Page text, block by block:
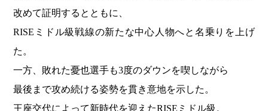
改めて証明するとともに、
RISEミドル級戦線の新たな中心人物へと名乗りを上げ
た。
一方、敗れた憂也選手も3度のダウンを喫しながら
最後まで攻め続ける姿勢を貫き意地を示した。
王座交代によって新時代を迎えたRISEミドル級。